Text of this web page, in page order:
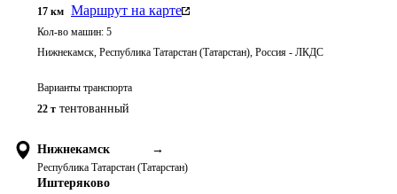
17 км Маршрут на карте
Кол-во машин: 5
Нижнекамск, Республика Татарстан (Татарстан), Россия - ЛКДС
Варианты транспорта
22 т тентованный
Нижнекамск →
Республика Татарстан (Татарстан)
Иштеряково